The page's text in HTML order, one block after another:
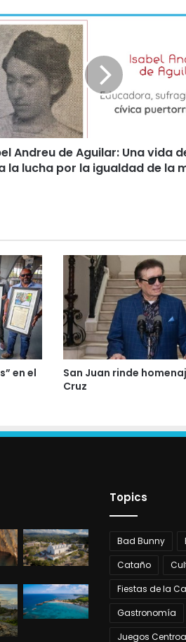
Andreu de Aguilar: Una vida
la lucha por la igualdad de la
en el
San Juan rinde
Cruz
Topics
Bad Bunny
Cataño
Fiestas de la
Gastronomía
Juegos